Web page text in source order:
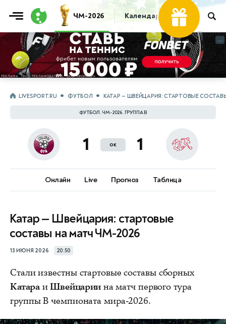
ЧМ-2026 Календарь Таблица
...
...
LIVESPORT.RU ФУТБОЛ КАТАР — ШВЕЙЦАРИЯ: СТАРТОВЫЕ
ФУТБОЛ. ЧМ-2026. ГРУППА B
1 ок 1
Онлайн Live Прогноз Таблица
Катар — Швейцария: стартовые
составы на матч ЧМ-2026
13 ИЮНЯ 2026 20:50
Стали известны стартовые составы сборных
КатараиШвейцариина матч первого тура
группы В чемпионата мира-2026.